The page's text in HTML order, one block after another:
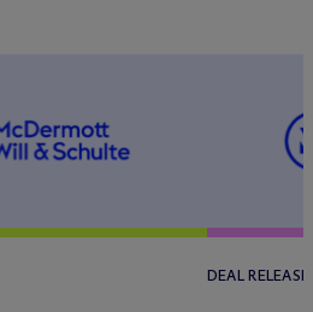
DEAL RELEASE